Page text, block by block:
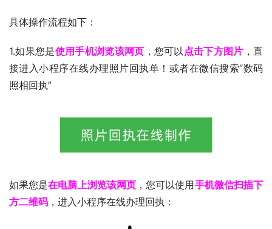
具体操作流程如下：
1.如果您是使用手机浏览该网页 ，您可以 点击下方图片 ，直
接进入小程序在线办理照片回执单！或者在微信搜索“数码
照相回执”
如果您是在电脑上浏览该网页 ，您可以使用手机微信扫描下
方二维码 ，进入小程序在线办理回执：